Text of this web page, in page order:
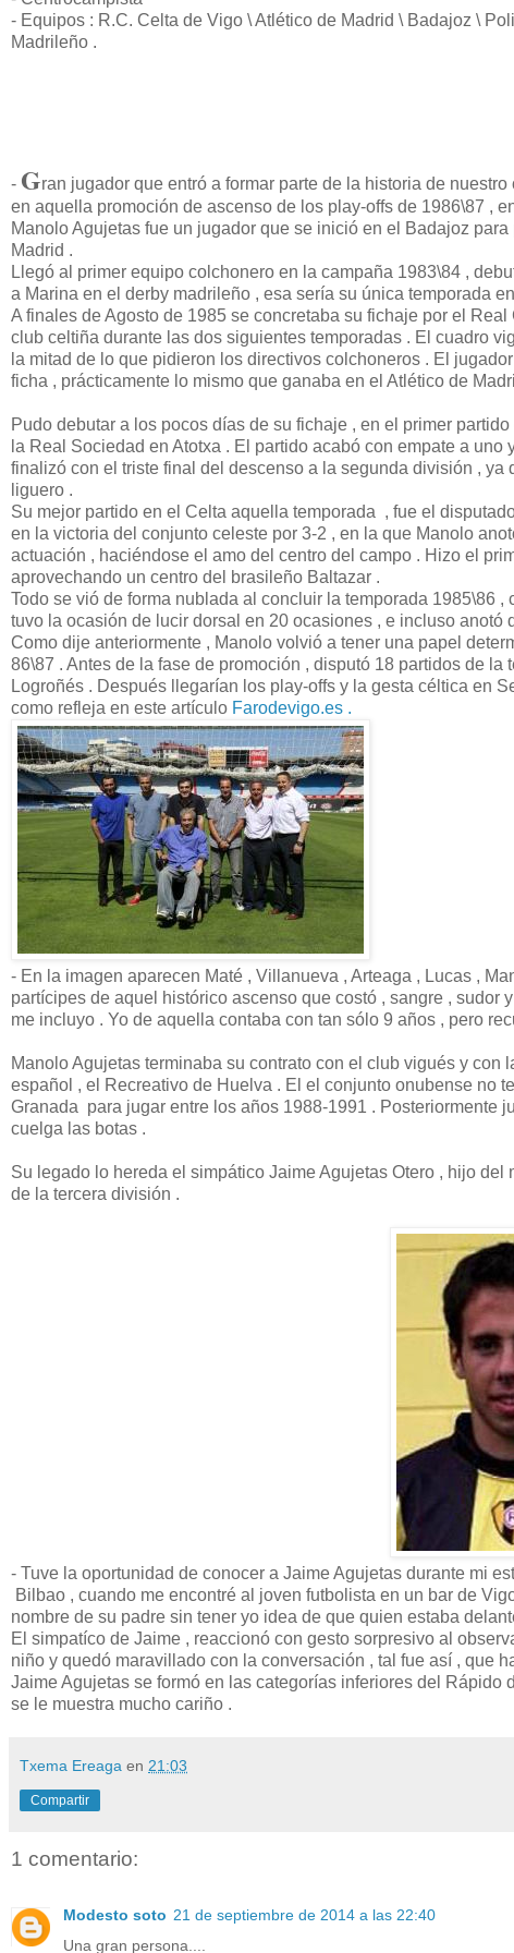
- Equipos : R.C. Celta de Vigo \ Atlético de Madrid \ Badajoz \
Madrileño .
- Gran jugador que entró a formar parte de la historia de
en aquella promoción de ascenso de los play-offs de 1986\87 ,
Manolo Agujetas fue un jugador que se inició en el Badajoz
Madrid .
Llegó al primer equipo colchonero en la campaña 1983\84 ,
a Marina en el derby madrileño , esa sería su única temporada
A finales de Agosto de 1985 se concretaba su fichaje por el
club celtiña durante las dos siguientes temporadas . El cuadro
la mitad de lo que pidieron los directivos colchoneros . El
ficha , prácticamente lo mismo que ganaba en el Atlético de
Pudo debutar a los pocos días de su fichaje , en el primer
la Real Sociedad en Atotxa . El partido acabó con empate a
finalizó con el triste final del descenso a la segunda división ,
liguero .
Su mejor partido en el Celta aquella temporada , fue el
en la victoria del conjunto celeste por 3-2 , en la que Manolo
actuación , haciéndose el amo del centro del campo . Hizo el
aprovechando un centro del brasileño Baltazar .
Todo se vió de forma nublada al concluir la temporada 1985\86
tuvo la ocasión de lucir dorsal en 20 ocasiones , e incluso
Como dije anteriormente , Manolo volvió a tener una papel
86\87 . Antes de la fase de promoción , disputó 18 partidos de
Logroñés . Después llegarían los play-offs y la gesta céltica en
como refleja en este artículo Farodevigo.es .
- En la imagen aparecen Maté , Villanueva , Arteaga , Lucas ,
partícipes de aquel histórico ascenso que costó , sangre ,
me incluyo . Yo de aquella contaba con tan sólo 9 años , pero
Manolo Agujetas terminaba su contrato con el club vigués y con
español , el Recreativo de Huelva . El el conjunto onubense no
Granada para jugar entre los años 1988-1991 . Posteriormente
cuelga las botas .
Su legado lo hereda el simpático Jaime Agujetas Otero , hijo
de la tercera división .
- Tuve la oportunidad de conocer a Jaime Agujetas durante mi
Bilbao , cuando me encontré al joven futbolista en un bar de
nombre de su padre sin tener yo idea de que quien estaba
El simpatíco de Jaime , reaccionó con gesto sorpresivo al
niño y quedó maravillado con la conversación , tal fue así , que
Jaime Agujetas se formó en las categorías inferiores del
se le muestra mucho cariño .
Txema Ereaga en 21:03
Compartir
1 comentario:
Modesto soto 21 de septiembre de 2014 a las 22:40
Una gran persona....